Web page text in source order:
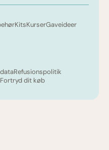
KitsKurserGaveideer
Refusionspolitik
Fortryd dit køb